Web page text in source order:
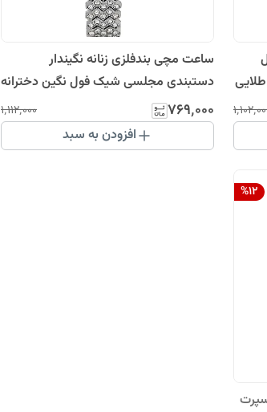
ساعت مچی بندفلزی زنانه نگیندار
دستبندی مجلسی شیک فول نگین دخترانه
نقره ای سیلورDios
۷۶۹٬۰۰۰ ۱٬۱۱۲٬۰۰۰
افزودن به سبد
%12